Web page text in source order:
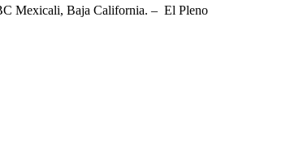
Mexicali, Baja California. – El Pleno